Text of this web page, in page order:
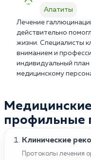
Апатиты
Лечение
действительно
жизни. Специалисты
вниманием и
индивидуальный
медицинскому
профильные
Клинические
Протоколы лечения